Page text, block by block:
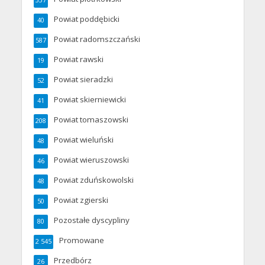
Powiat poddębicki
40
Powiat radomszczański
587
Powiat rawski
19
Powiat sieradzki
52
Powiat skierniewicki
41
Powiat tomaszowski
208
Powiat wieluński
48
Powiat wieruszowski
46
Powiat zduńskowolski
48
Powiat zgierski
50
Pozostałe dyscypliny
80
Promowane
2 545
Przedbórz
26